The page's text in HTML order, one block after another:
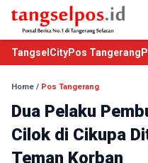
TangselCityPos Tangerang
Home / Pos Tangerang
Dua Pelaku
Cilok di Cikupa
Teman Korban